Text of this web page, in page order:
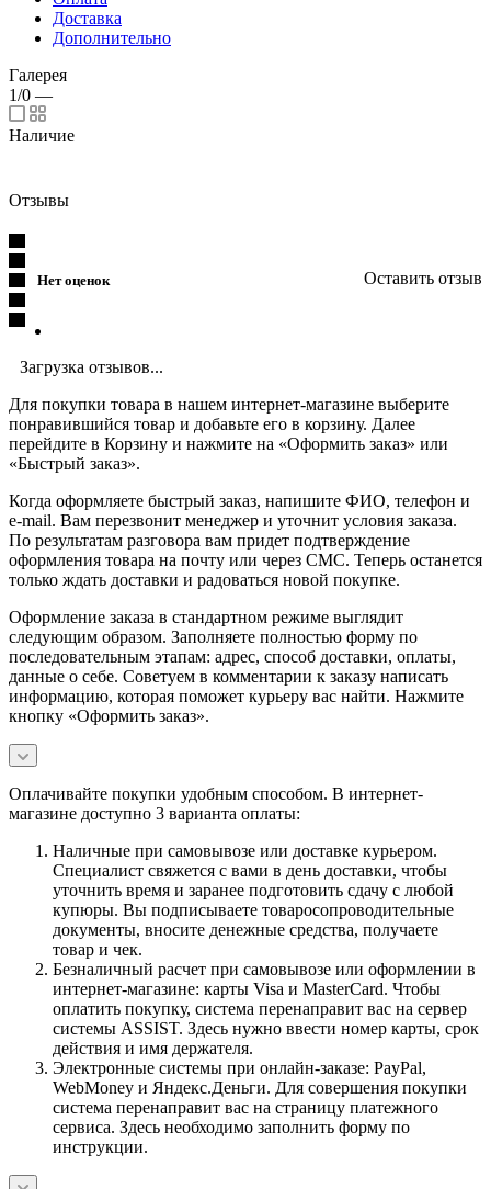
Доставка
Дополнительно
Галерея
1/0 —
Наличие
Отзывы
Нет оценок Оставить отзыв
Загрузка отзывов...
Для покупки товара в нашем интернет-магазине выберите
понравившийся товар и добавьте его в корзину. Далее
перейдите в Корзину и нажмите на «Оформить заказ» или
«Быстрый заказ».
Когда оформляете быстрый заказ, напишите ФИО, телефон и
e-mail. Вам перезвонит менеджер и уточнит условия заказа.
По результатам разговора вам придет подтверждение
оформления товара на почту или через СМС. Теперь останется
только ждать доставки и радоваться новой покупке.
Оформление заказа в стандартном режиме выглядит
следующим образом. Заполняете полностью форму по
последовательным этапам: адрес, способ доставки, оплаты,
данные о себе. Советуем в комментарии к заказу написать
информацию, которая поможет курьеру вас найти. Нажмите
кнопку «Оформить заказ».
Оплачивайте покупки удобным способом. В интернет-
магазине доступно 3 варианта оплаты:
Наличные при самовывозе или доставке курьером.
Специалист свяжется с вами в день доставки, чтобы
уточнить время и заранее подготовить сдачу с любой
купюры. Вы подписываете товаросопроводительные
документы, вносите денежные средства, получаете
товар и чек.
Безналичный расчет при самовывозе или оформлении в
интернет-магазине: карты Visa и MasterCard. Чтобы
оплатить покупку, система перенаправит вас на сервер
системы ASSIST. Здесь нужно ввести номер карты, срок
действия и имя держателя.
Электронные системы при онлайн-заказе: PayPal,
WebMoney и Яндекс.Деньги. Для совершения покупки
система перенаправит вас на страницу платежного
сервиса. Здесь необходимо заполнить форму по
инструкции.